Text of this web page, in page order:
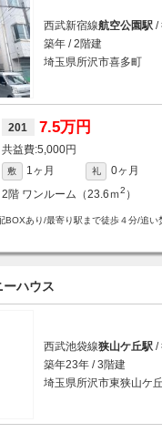
西武新宿線航空公園駅 /
築年 / 2階建
埼玉県所沢市喜多町
201 7.5万円
5,000円
敷 1ヶ月 礼
0ヶ月
2階 ワンルーム（23.6ｍ2 ）
BOXあり/最寄り駅まで徒歩４分/追い
ーハウス
西武池袋線狭山ケ丘駅 /
築年23年 / 3階建
埼玉県所沢市東狭山ケ